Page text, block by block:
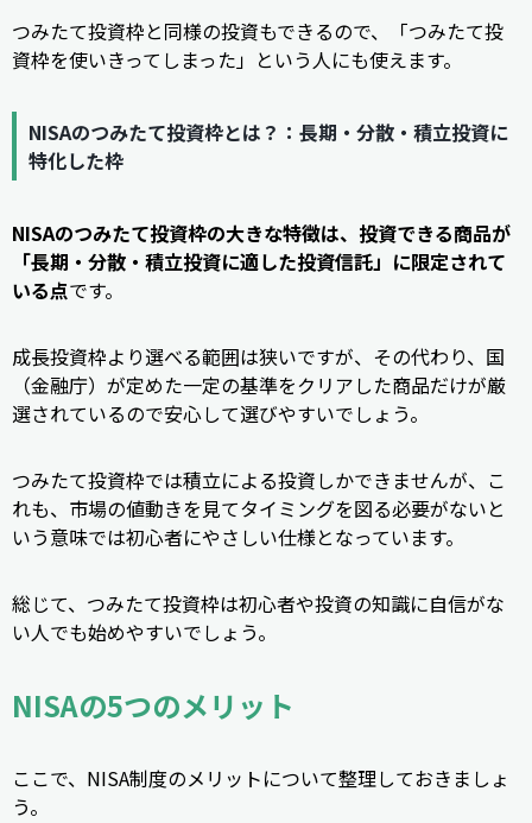
つみたて投資枠と同様の投資もできるので、「つみたて投
資枠を使いきってしまった」という人にも使えます。
NISAのつみたて投資枠とは？：長期・分散・積立投資に
特化した枠
NISAのつみたて投資枠の大きな特徴は、投資できる商品が
「長期・分散・積立投資に適した投資信託」に限定されて
いる点です。
成長投資枠より選べる範囲は狭いですが、その代わり、国
（金融庁）が定めた一定の基準をクリアした商品だけが厳
選されているので安心して選びやすいでしょう。
つみたて投資枠では積立による投資しかできませんが、こ
れも、市場の値動きを見てタイミングを図る必要がないと
いう意味では初心者にやさしい仕様となっています。
総じて、つみたて投資枠は初心者や投資の知識に自信がな
い人でも始めやすいでしょう。
NISAの5つのメリット
ここで、NISA制度のメリットについて整理しておきましょ
う。